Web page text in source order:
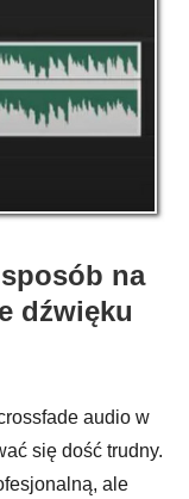
na
dźwięku
audio w
się dość trudny.
ale